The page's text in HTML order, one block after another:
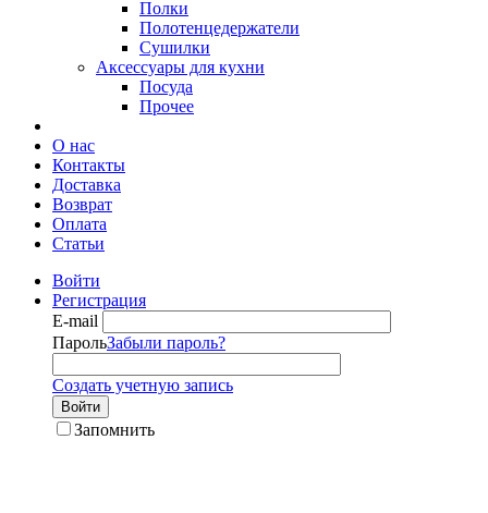
Полки
Полотенцедержатели
Сушилки
Аксессуары для кухни
Посуда
Прочее
О нас
Контакты
Доставка
Возврат
Оплата
Статьи
Войти
Регистрация
E-mail
ПарольЗабыли пароль?
Создать учетную запись
Войти
Запомнить